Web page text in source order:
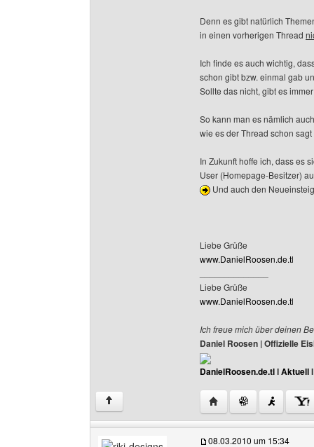
Denn es gibt natürlich
in einen vorherigen Thread
Ich finde es auch wichtig,
schon gibt bzw. einmal gab
Sollte das nicht, gibt es
So kann man es nämlich
wie es der Thread schon sagt
In Zukunft hoffe ich, dass es
User (Homepage-Besitzer)
Und auch den
Liebe Grüße
www.DanielRoosen.de.tl
Liebe Grüße
www.DanielRoosen.de.tl
Ich freue mich über deinen
Daniel Roosen | Offizielle
DanielRoosen.de.tlIAktuell
↑ Website dieses
08.03.2010 um 15:34